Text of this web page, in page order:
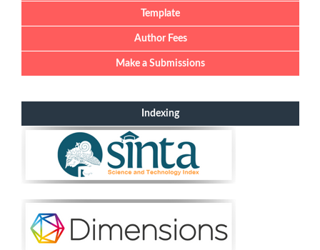
Template
Author Fees
Make a Submissions
Indexing